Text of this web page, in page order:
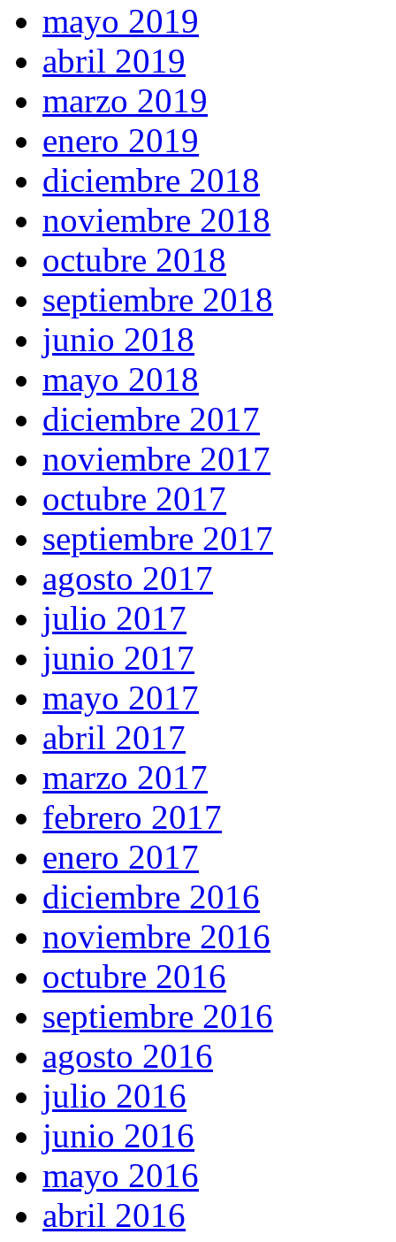
mayo 2019
abril 2019
marzo 2019
enero 2019
diciembre 2018
noviembre 2018
octubre 2018
septiembre 2018
junio 2018
mayo 2018
diciembre 2017
noviembre 2017
octubre 2017
septiembre 2017
agosto 2017
julio 2017
junio 2017
mayo 2017
abril 2017
marzo 2017
febrero 2017
enero 2017
diciembre 2016
noviembre 2016
octubre 2016
septiembre 2016
agosto 2016
julio 2016
junio 2016
mayo 2016
abril 2016